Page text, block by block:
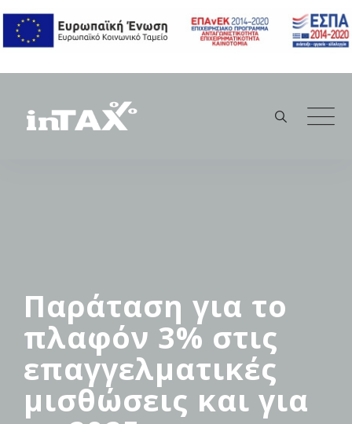
content
Παράταση για το
πλαφόν 3% στις
επαγγελματικές
μισθώσεις και για